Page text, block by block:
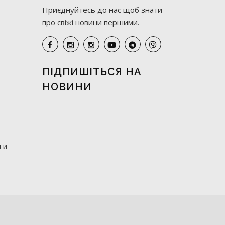
Приєднуйтесь до нас щоб знати
про свіжі новини першими.
ПІДПИШІТЬСЯ НА
НОВИНИ